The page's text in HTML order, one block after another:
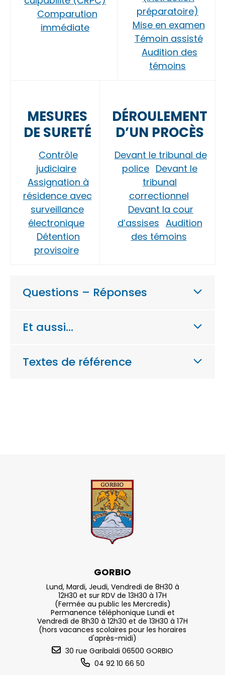
Comparution
immédiate
préparatoire)
Mise en examen
Témoin assisté
Audition des
témoins
MESURES
DE SURETÉ
Contrôle
judiciaire
Assignation à
résidence avec
surveillance
électronique
Détention
provisoire
DÉROULEMENT
D’UN PROCÈS
Devant le tribunal de
police Devant le
tribunal
correctionnel
Devant la cour
d’assises Audition
des témoins
Questions – Réponses
Et aussi…
Textes de référence
GORBIO
Lund, Mardi, Jeudi, Vendredi de 8H30 à
12H30 et sur RDV de 13H30 à 17H
(Fermée au public les Mercredis)
Permanence téléphonique Lundi et
Vendredi de 8h30 à 12h30 et de 13H30 à 17H
(hors vacances scolaires pour les horaires
d'après-midi)
30 rue Garibaldi 06500 GORBIO
04 92 10 66 50